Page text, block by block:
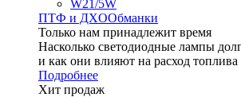
W21/5W
ПТФ и ДXООбманки
Только нам принадлежит время
Насколько светодиодные лампы
и как они влияют на расход топлива
Подробнее
Хит продаж